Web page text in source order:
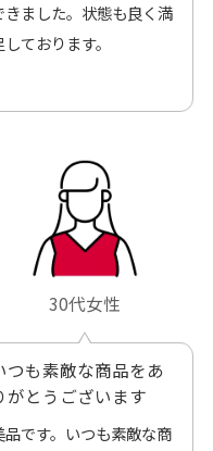
きました。状態も良く満
しております。
30代女性
つも素敵な商品をあ
がとうございます
品です。いつも素敵な商